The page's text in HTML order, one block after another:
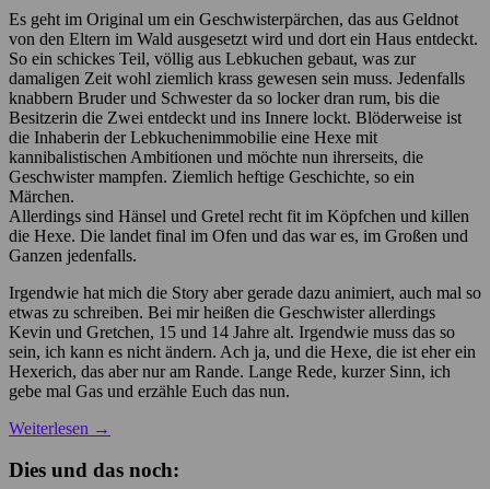
Es geht im Original um ein Geschwisterpärchen, das aus Geldnot
von den Eltern im Wald ausgesetzt wird und dort ein Haus entdeckt.
So ein schickes Teil, völlig aus Lebkuchen gebaut, was zur
damaligen Zeit wohl ziemlich krass gewesen sein muss. Jedenfalls
knabbern Bruder und Schwester da so locker dran rum, bis die
Besitzerin die Zwei entdeckt und ins Innere lockt. Blöderweise ist
die Inhaberin der Lebkuchenimmobilie eine Hexe mit
kannibalistischen Ambitionen und möchte nun ihrerseits, die
Geschwister mampfen. Ziemlich heftige Geschichte, so ein
Märchen.
Allerdings sind Hänsel und Gretel recht fit im Köpfchen und killen
die Hexe. Die landet final im Ofen und das war es, im Großen und
Ganzen jedenfalls.
Irgendwie hat mich die Story aber gerade dazu animiert, auch mal so
etwas zu schreiben. Bei mir heißen die Geschwister allerdings
Kevin und Gretchen, 15 und 14 Jahre alt. Irgendwie muss das so
sein, ich kann es nicht ändern. Ach ja, und die Hexe, die ist eher ein
Hexerich, das aber nur am Rande. Lange Rede, kurzer Sinn, ich
gebe mal Gas und erzähle Euch das nun.
Weiterlesen →
Dies und das noch: